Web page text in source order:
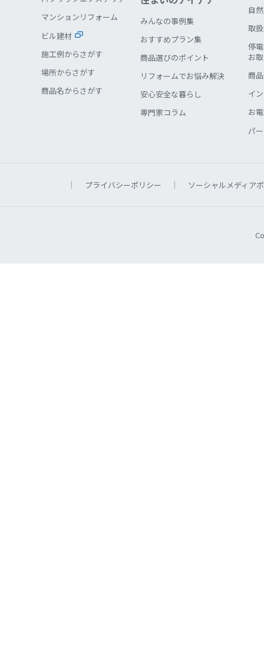
マンションリフォーム
ビル建材
施工例からさがす
場所からさがす
商品名からさがす
みんなの事例集
おすすめプラン集
商品選びのポイント
リフォームでお悩み解決
安心安全な暮らし
専門家コラム
自
取
停
お
商
イ
お
パ
プライバシーポリシー ソーシャルメディア